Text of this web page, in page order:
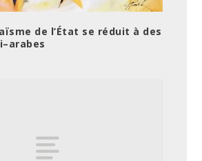
de l’État se réduit à des